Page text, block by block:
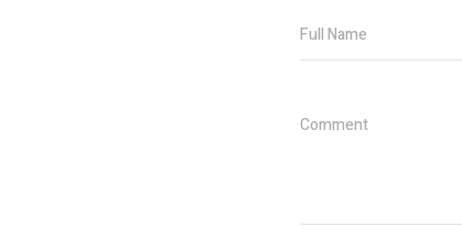
Full Name
Comment